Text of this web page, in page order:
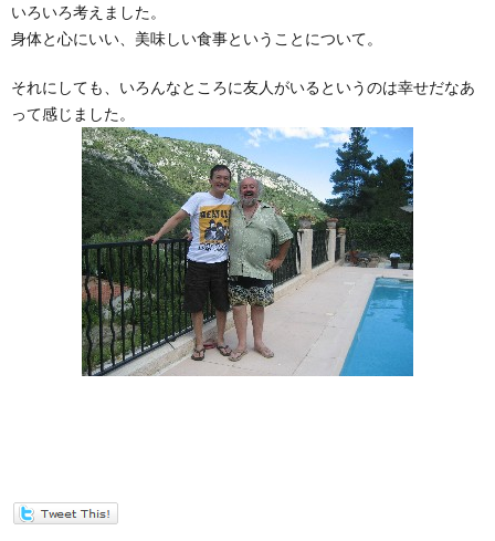
いろいろ考えました。
身体と心にいい、美味しい食事ということについて。
それにしても、いろんなところに友人がいるというのは幸せだなあ
って感じました。